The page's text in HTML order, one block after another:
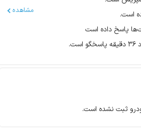
مشاهده
ثبت نشده است.